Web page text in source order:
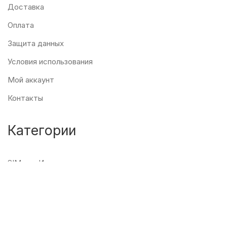
Доставка
Оплата
Защита данных
Условия использования
Мой аккаунт
Контакты
Категории
SIM для Испании